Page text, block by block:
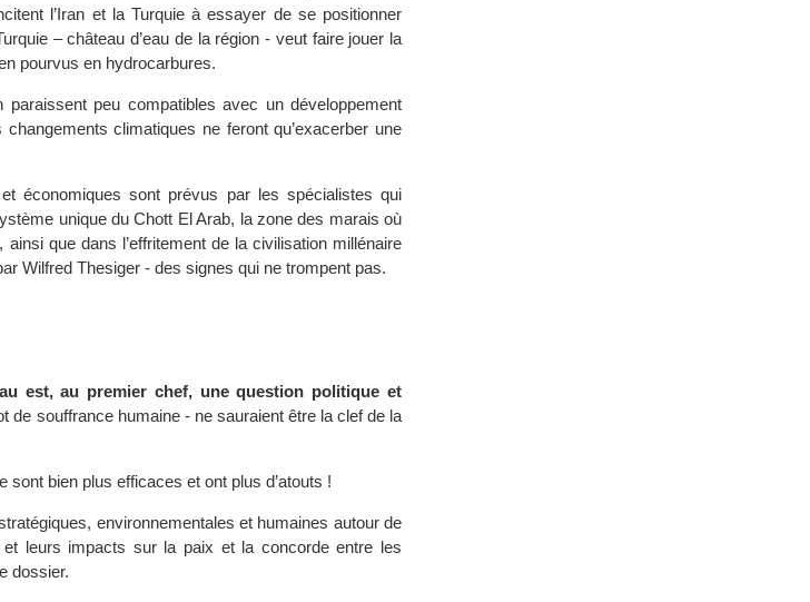
l’Iran et la Turquie à essayer de se positionner
– château d’eau de la région - veut faire jouer la
pourvus en hydrocarbures.
peu compatibles avec un développement
climatiques ne feront qu’exacerber une
économiques sont prévus par les spécialistes qui
unique du Chott El Arab, la zone des marais où
que dans l’effritement de la civilisation millénaire
Wilfred Thesiger - des signes qui ne trompent pas.
est, au premier chef, une question politique et
de souffrance humaine - ne sauraient être la clef de la
sont bien plus efficaces et ont plus d’atouts !
environnementales et humaines autour de
et leurs impacts sur la paix et la concorde entre les
dossier.